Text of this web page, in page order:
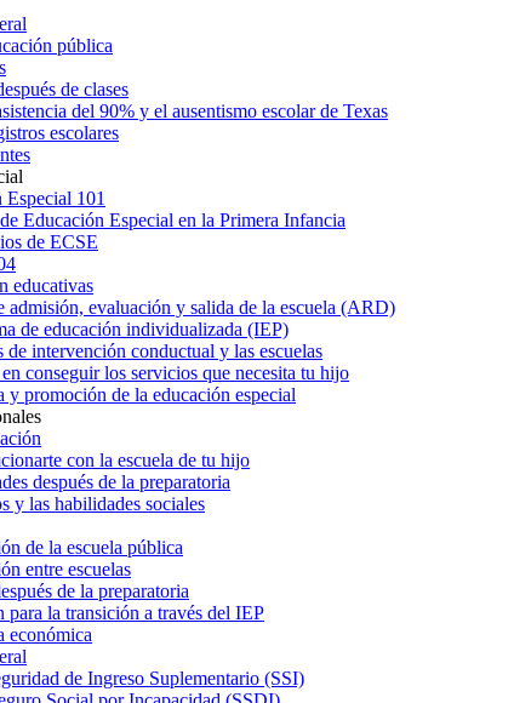
pública
de clases
del 90% y el ausentismo escolar de Texas
escolares
101
Educación Especial en la Primera Infancia
de ECSE
educativas
admisión, evaluación y salida de la escuela (ARD)
de educación individualizada (IEP)
de intervención conductual y las escuelas
conseguir los servicios que necesita tu hijo
y promoción de la educación especial
con la escuela de tu hijo
después de la preparatoria
y las habilidades sociales
de la escuela pública
entre escuelas
de la preparatoria
para la transición a través del IEP
económica
de Ingreso Suplementario (SSI)